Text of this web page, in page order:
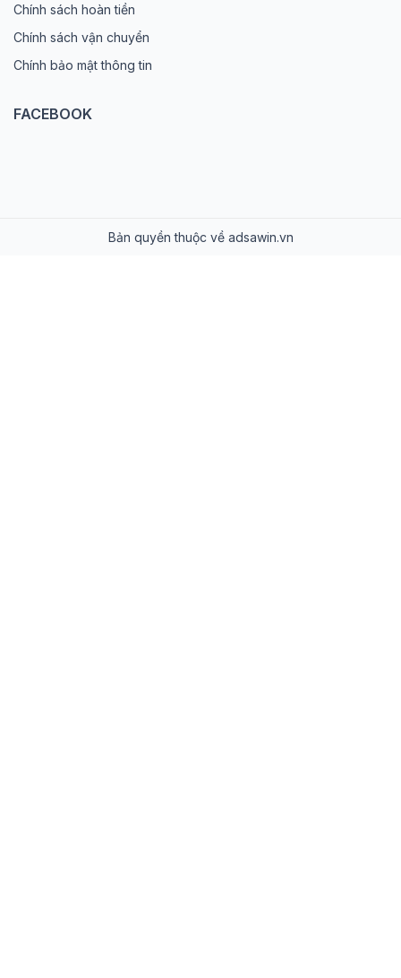
Chính sách hoàn tiền
Chính sách vận chuyển
Chính bảo mật thông tin
FACEBOOK
Bản quyền thuộc về adsawin.vn